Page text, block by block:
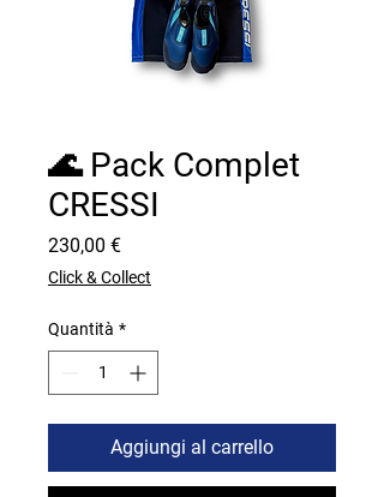
🌊 Pack Complet
CRESSI
230,00 €Prezzo
Click & Collect
Quantità *
Aggiungi al carrello